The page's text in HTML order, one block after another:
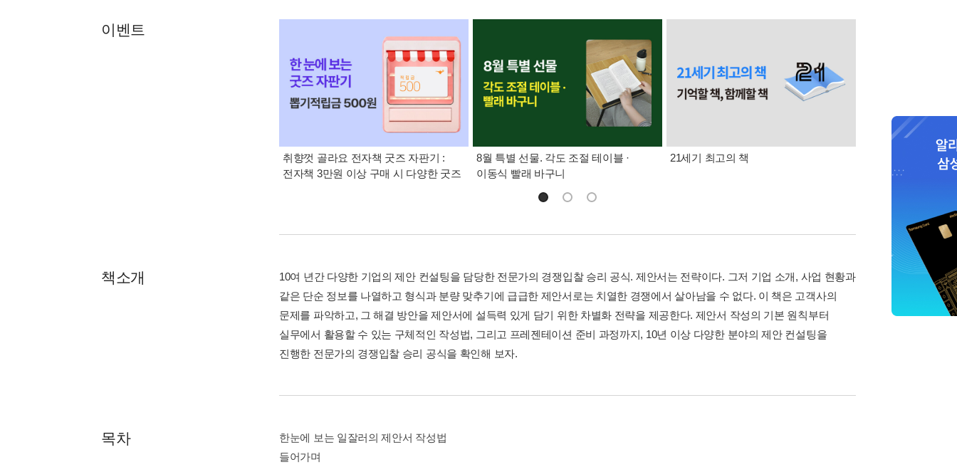
이벤트
취향껏 골라요 전자책 굿즈 자판기 :
전자책 3만원 이상 구매 시 다양한 굿즈
8월 특별 선물. 각도 조절 테이블 ·
이동식 빨래 바구니
21세기 최고의 책 삼성카드가 쏜다! 알
책소개
10여 년간 다양한 기업의 제안 컨설팅을 담당한 전문가의 경쟁입찰 승리 공식. 제안서는 전략이다. 그저 기업 소개, 사업 현황과
같은 단순 정보를 나열하고 형식과 분량 맞추기에 급급한 제안서로는 치열한 경쟁에서 살아남을 수 없다. 이 책은 고객사의
문제를 파악하고, 그 해결 방안을 제안서에 설득력 있게 담기 위한 차별화 전략을 제공한다. 제안서 작성의 기본 원칙부터
실무에서 활용할 수 있는 구체적인 작성법, 그리고 프레젠테이션 준비 과정까지, 10년 이상 다양한 분야의 제안 컨설팅을
진행한 전문가의 경쟁입찰 승리 공식을 확인해 보자.
목차
한눈에 보는 일잘러의 제안서 작성법
들어가며